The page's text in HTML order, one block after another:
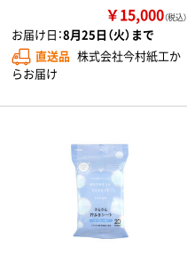
￥15,000（税込）
お届け日：8月25日（火）まで
直送品 株式会社今村紙工か
らお届け